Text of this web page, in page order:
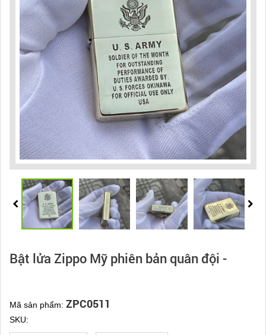
Bật lửa Zippo Mỹ phiên bản quân đội -
Mã sản phẩm: ZPC0511
SKU: